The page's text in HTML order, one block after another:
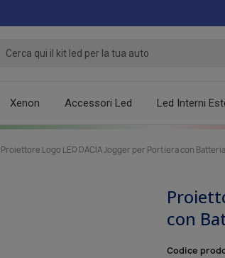
Xenon Accessori Led Led Interni
Proiettore Logo LED DACIA Jogger per Portiera con
con
Codice